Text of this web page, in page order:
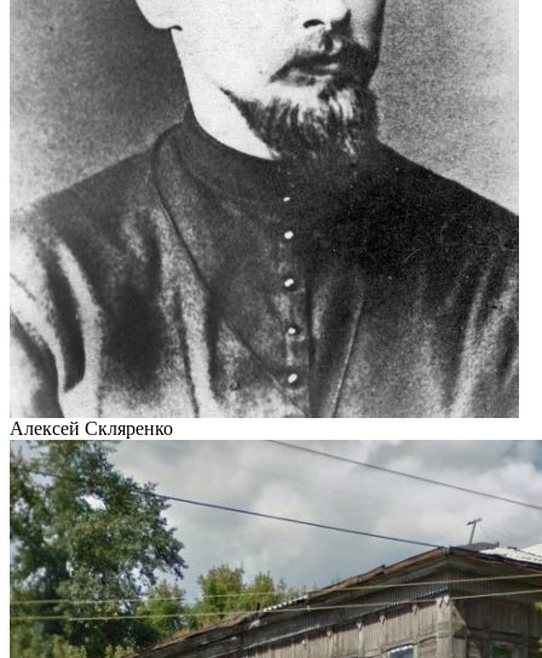
Алексей Скляренко